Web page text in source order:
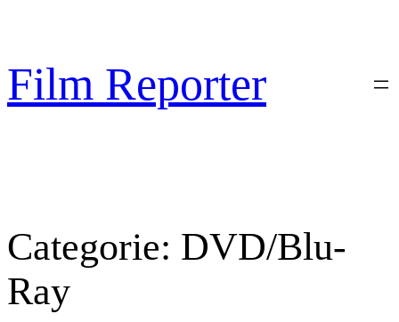
conținut
Film Reporter
Categorie: DVD/Blu-
Ray